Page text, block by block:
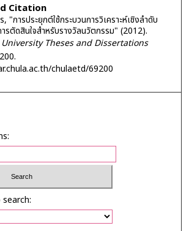
Citation
"การประยุกต์ใช้กระบวนการวิเคราะห์เชิงลำดับ
รตัดสินใจสำหรับรางวัลนวัตกรรม" (2012).
Theses and Dissertations
chulaetd/69200